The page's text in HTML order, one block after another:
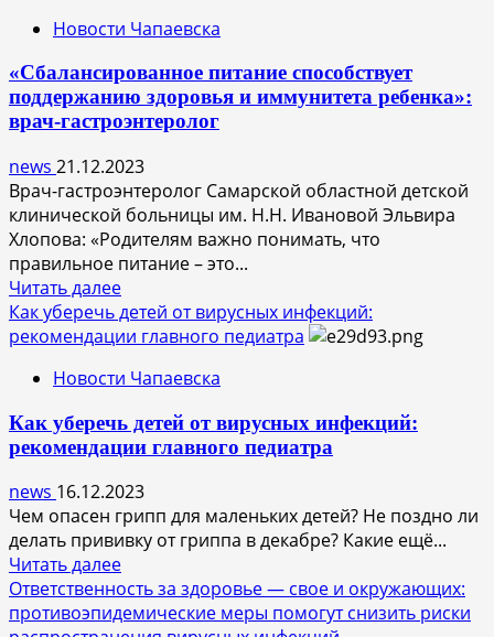
праздники
набрать
около
3-
4
кг.
А
как
избавиться
от
них?
Новости Чапаевска
«Сбалансированное питание способствует
поддержанию здоровья и иммунитета ребенка»:
врач-гастроэнтеролог
news 21.12.2023
Врач-гастроэнтеролог Самарской областной детской
клинической больницы им. Н.Н. Ивановой Эльвира
Хлопова: «Родителям важно понимать, что
правильное питание – это...
Читать далееПрочитать
больше
о
питание
поддержанию
здоровья
и
иммунитета
ребенка»:
врач-
гастроэнтеролог
Как уберечь детей от вирусных инфекций:
рекомендации главного педиатра
Новости Чапаевска
Как уберечь детей от вирусных инфекций:
рекомендации главного педиатра
news 16.12.2023
Чем опасен грипп для маленьких детей? Не поздно ли
делать прививку от гриппа в декабре? Какие ещё...
Читать далееПрочитать
больше
о
Ответственность за здоровье — свое и окружающих:
противоэпидемические меры помогут снизить риски